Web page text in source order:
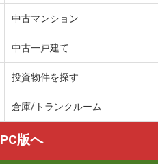
中古マンション
中古一戸建て
投資物件を探す
倉庫/トランクルーム
PC版へ